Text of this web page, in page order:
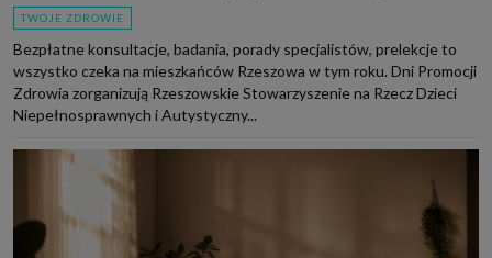
TWOJE ZDROWIE
Bezpłatne konsultacje, badania, porady specjalistów, prelekcje to
wszystko czeka na mieszkańców Rzeszowa w tym roku. Dni Promocji
Zdrowia zorganizują Rzeszowskie Stowarzyszenie na Rzecz Dzieci
Niepełnosprawnych i Autystyczny...